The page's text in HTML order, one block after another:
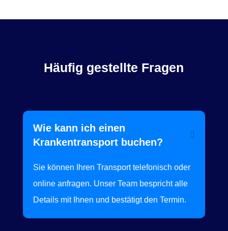
Häufig gestellte Fragen
Wie kann ich einen
Krankentransport buchen?
Sie können Ihren Transport telefonisch oder
online anfragen. Unser Team bespricht alle
Details mit Ihnen und bestätigt den Termin.